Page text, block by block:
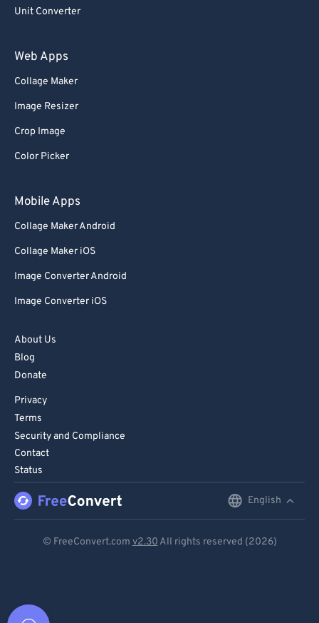
Unit Converter
Web Apps
Collage Maker
Image Resizer
Crop Image
Color Picker
Mobile Apps
Collage Maker Android
Collage Maker iOS
Image Converter Android
Image Converter iOS
About Us
Blog
Donate
Privacy
Terms
Security and Compliance
Contact
Status
English
© FreeConvert.com v2.30 All rights reserved (2026)